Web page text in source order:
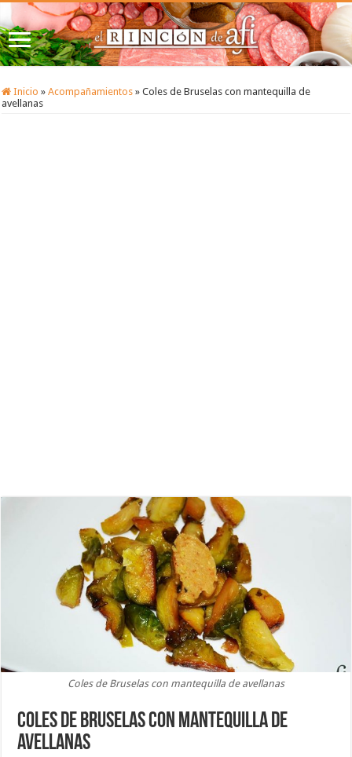
Inicio » Acompañamientos » Coles de Bruselas con mantequilla de
avellanas
Coles de Bruselas con mantequilla de avellanas
Coles de Bruselas con mantequilla de
avellanas